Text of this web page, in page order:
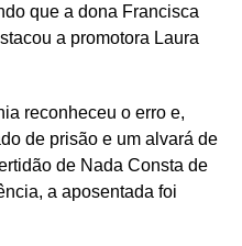
que a dona Francisca
a promotora Laura
reconheceu o erro e,
de prisão e um alvará de
de Nada Consta de
a aposentada foi